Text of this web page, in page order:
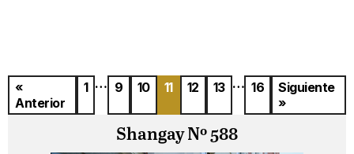
«
Anterior
1 … 9 10 11 12 13 … 16
Siguiente
»
Shangay Nº 588